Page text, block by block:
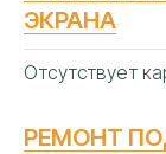
ЭКРАНА
Отсутствует
РЕМОНТ